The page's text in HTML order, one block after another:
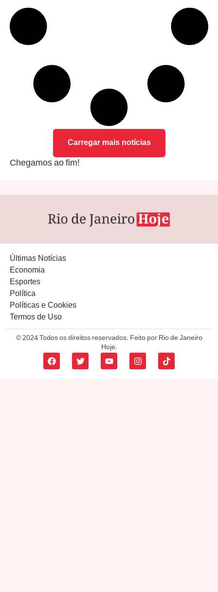
Carregar mais notícias
Chegamos ao fim!
Últimas Notícias
Economia
Esportes
Política
Políticas e Cookies
Termos de Uso
© 2024 Todos os direitos reservados. Feito por Rio de Janeiro
Hoje.